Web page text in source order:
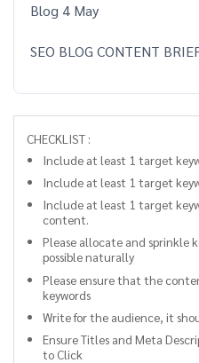
Blog 4 May
SEO BLOG CONTENT
CHECKLIST :
Include at least 1 target
Include at least 1 target
Include at least 1 target
content.
Please allocate and sprinkle
possible naturally
Please ensure that the
keywords
Write for the audience, it
Ensure Titles and Meta
to Click